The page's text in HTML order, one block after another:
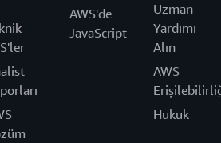
AWS'de
JavaScript
Uzman
Yardımı
Alın
AWS
Hukuk